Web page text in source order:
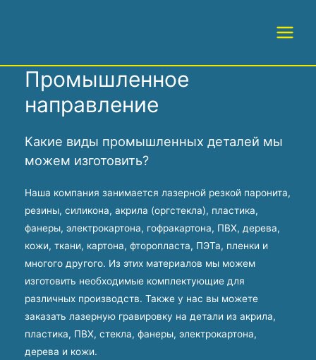
Main
Menu
Промышленное
направление
Какие виды промышленных деталей мы
можем изготовить?
Наша компания занимается лазерной резкой паронита,
резины, силикона, акрила (оргстекла), пластика,
фанеры, электрокартона, гофракартона, ПВХ, дерева,
кожи, ткани, картона, фторопласта, ПЭТа, пленки и
многого другого. Из этих материалов мы можем
изготовить необходимые комплектующие для
различных производств. Также у нас вы можете
заказать лазерную гравировку на детали из акрила,
пластика, ПВХ, стекла, фанеры, электрокартона,
дерева и кожи.